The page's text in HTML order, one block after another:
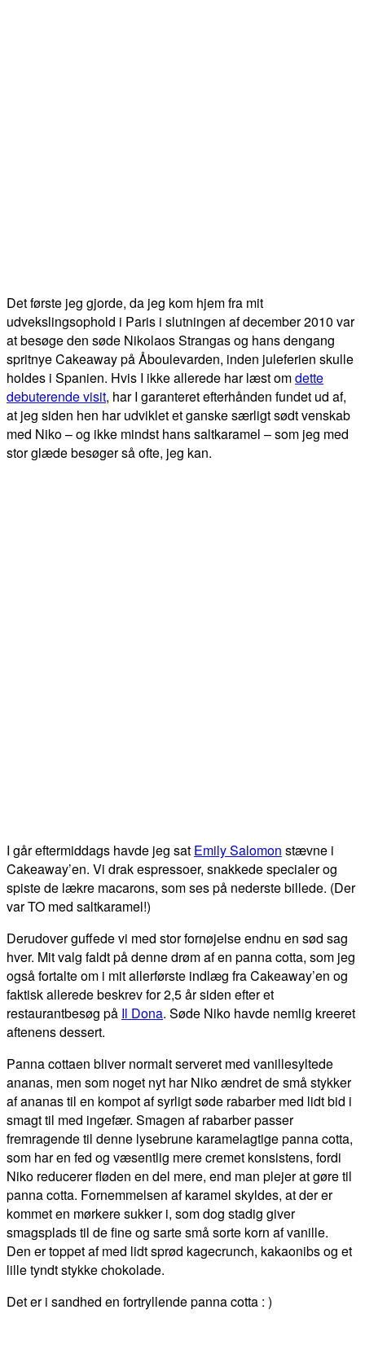
Det første jeg gjorde, da jeg kom hjem fra mit
udvekslingsophold i Paris i slutningen af december 2010 var
at besøge den søde Nikolaos Strangas og hans dengang
spritnye Cakeaway på Åboulevarden, inden juleferien skulle
holdes i Spanien. Hvis I ikke allerede har læst omdette
debuterende visit, har I garanteret efterhånden fundet ud af,
at jeg siden hen har udviklet et ganske særligt sødt venskab
med Niko – og ikke mindst hans saltkaramel – som jeg med
stor glæde besøger så ofte, jeg kan.
I går eftermiddags havde jeg sat Emily Salomon stævne i
Cakeaway’en. Vi drak espressoer, snakkede specialer og
spiste de lækre macarons, som ses på nederste billede. (Der
var TO med saltkaramel!)
Derudover guffede vi med stor fornøjelse endnu en sød sag
hver. Mit valg faldt på denne drøm af en panna cotta, som jeg
også fortalte om i mit allerførste indlæg fra Cakeaway’en og
faktisk allerede beskrev for 2,5 år siden efter et
restaurantbesøg på Il Dona. Søde Niko havde nemlig kreeret
aftenens dessert.
Panna cottaen bliver normalt serveret med vanillesyltede
ananas, men som noget nyt har Niko ændret de små stykker
af ananas til en kompot af syrligt søde rabarber med lidt bid i
smagt til med ingefær. Smagen af rabarber passer
fremragende til denne lysebrune karamelagtige panna cotta,
som har en fed og væsentlig mere cremet konsistens, fordi
Niko reducerer fløden en del mere, end man plejer at gøre til
panna cotta. Fornemmelsen af karamel skyldes, at der er
kommet en mørkere sukker i, som dog stadig giver
smagsplads til de fine og sarte små sorte korn af vanille.
Den er toppet af med lidt sprød kagecrunch, kakaonibs og et
lille tyndt stykke chokolade.
Det er i sandhed en fortryllende panna cotta : )